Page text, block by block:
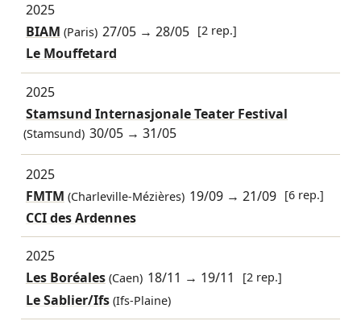
2025
BIAM (Paris) 27/05 →28/05 [2 rep.]
Le Mouffetard
2025
Stamsund Internasjonale Teater Festival
(Stamsund) 30/05 →31/05
2025
FMTM (Charleville-Mézières) 19/09 →21/09 [6 rep.]
CCI des Ardennes
2025
Les Boréales(Caen) 18/11 → 19/11 [2 rep.]
Le Sablier/Ifs (Ifs-Plaine)